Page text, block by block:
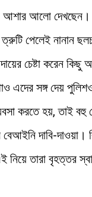
আশার আলো দেখছেন।
ত্রুটি পেলেই নানান
চেষ্টা করেন কিছু
এদের সঙ্গ দেয়
করতে হয়, তাই বহু
দাবি-দাওয়া।
নিয়ে তারা বৃহত্তর